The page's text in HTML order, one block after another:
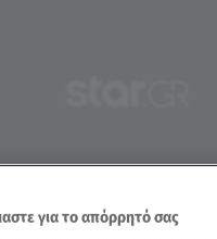
για το απόρρητό σας